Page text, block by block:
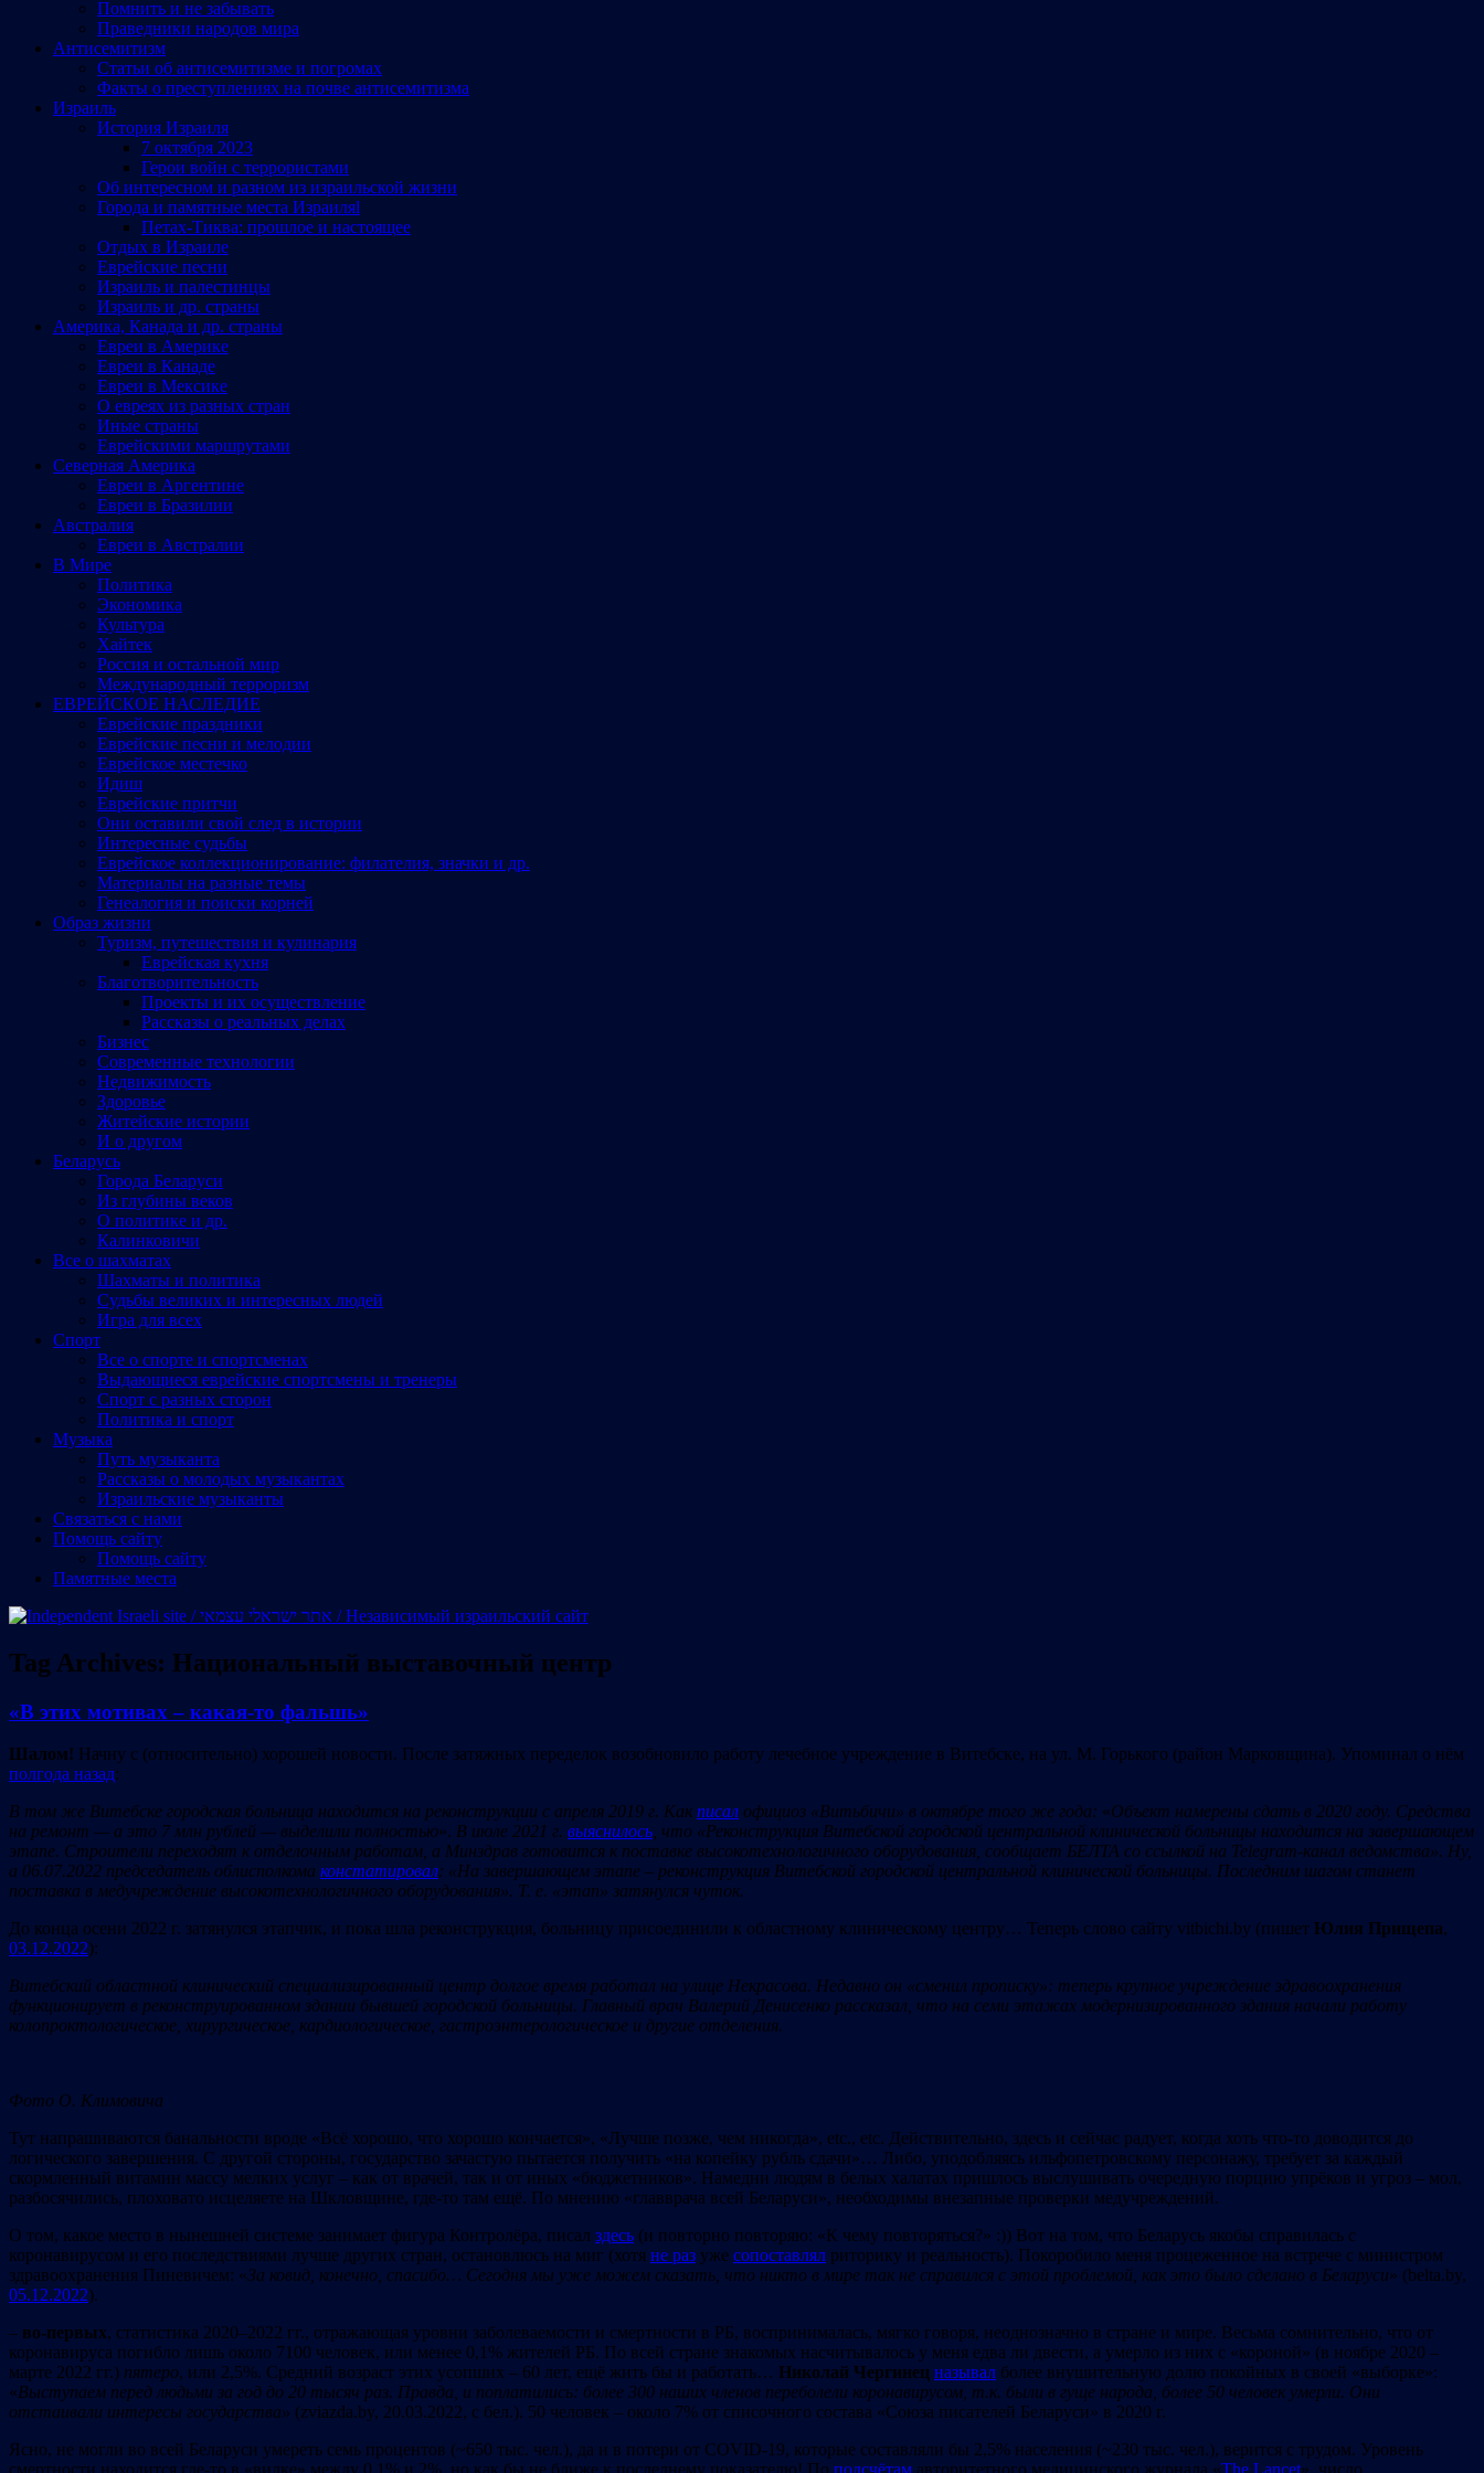
Помнить и не забывать
Праведники народов мира
Антисемитизм
Статьи об антисемитизме и погромах
Факты о преступлениях на почве антисемитизма
Израиль
История Израиля
7 октября 2023
Герои войн с террористами
Об интересном и разном из израильской жизни
Города и памятные места Израиляl
Петах-Тиква: прошлое и настоящее
Отдых в Израиле
Еврейские песни
Израиль и палестинцы
Израиль и др. страны
Америка, Канада и др. страны
Евреи в Америке
Евреи в Канаде
Евреи в Мексике
О евреях из разных стран
Иные страны
Еврейскими маршрутами
Северная Америка
Евреи в Аргентине
Евреи в Бразилии
Австралия
Евреи в Австралии
В Мире
Политика
Экономика
Культура
Хайтек
Россия и остальной мир
Международный терроризм
ЕВРЕЙСКОЕ НАСЛЕДИЕ
Еврейские праздники
Еврейские песни и мелодии
Еврейское местечко
Идиш
Еврейские притчи
Они оставили свой след в истории
Интересные судьбы
Еврейское коллекционирование: филателия, значки и др.
Материалы на разные темы
Генеалогия и поиски корней
Образ жизни
Туризм, путешествия и кулинария
Еврейская кухня
Благотворительность
Проекты и их осуществление
Рассказы о реальных делах
Бизнес
Современные технологии
Недвижимость
Здоровье
Житейские истории
И о другом
Беларусь
Города Беларуси
Из глубины веков
О политике и др.
Калинковичи
Все о шахматах
Шахматы и политика
Судьбы великих и интересных людей
Игра для всех
Спорт
Все о спорте и спортсменах
Выдающиеся еврейские спортсмены и тренеры
Спорт с разных сторон
Политика и спорт
Музыка
Путь музыканта
Рассказы о молодых музыкантах
Израильские музыканты
Cвязаться с нами
Помощь сайту
Помощь сайту
Памятные места
Tag Archives: Национальный выставочный центр
«В этих мотивах – какая-то фальшь»
Шалом! Начну с (относительно) хорошей новости. После затяжных переделок возобновило работу лечебное учреждение в Витебске, на ул. М. Горького (район Марковщина). Упоминал о нём
полгода назад:
B том же Витебске городская больница находится на реконструкции с апреля 2019 г. Как писал официоз «Витьбичи» в октябре того же года: «Объект намерены сдать в 2020 году. Средства
на ремонт — а это 7 млн рублей — выделили полностью». В июле 2021 г. выяснилось , что «Реконструкция Витебской городской центральной клинической больницы находится на завершающем
этапе. Строители переходят к отделочным работам, а Минздрав готовится к поставке высокотехнологичного оборудования, сообщает БЕЛТА со ссылкой на Telegram-канал ведомства». Ну,
а 06.07.2022 председатель облисполкома констатировал: «На завершающем этапе – реконструкция Витебской городской центральной клинической больницы. Последним шагом станет
поставка в медучреждение высокотехнологичного оборудования». Т. е. «этап» затянулся чуток.
До конца осени 2022 г. затянулся этапчик, и пока шла реконструкция, больницу присоединили к областному клиническому центру… Теперь слово сайту vitbichi.by (пишет Юлия Прищепа,
03.12.2022):
Витебский областной клинический специализированный центр долгое время работал на улице Некрасова. Недавно он «сменил прописку»: теперь крупное учреждение здравоохранения
функционирует в реконструированном здании бывшей городской больницы. Главный врач Валерий Денисенко рассказал, что на семи этажах модернизированного здания начали работу
колопроктологическое, хирургическое, кардиологическое, гастроэнтерологическое и другие отделения.
Фото О. Климовича
Тут напрашиваются банальности вроде «Всё хорошо, что хорошо кончается», «Лучше позже, чем никогда», etc., etc. Действительно, здесь и сейчас радует, когда хоть что-то доводится до
логического завершения. С другой стороны, государство зачастую пытается получить «на копейку рубль сдачи»… Либо, уподобляясь ильфопетровскому персонажу, требует за каждый
скормленный витамин массу мелких услуг – как от врачей, так и от иных «бюджетников». Намедни людям в белых халатах пришлось выслушивать очередную порцию упрёков и угроз – мол,
разбосячились, плоховато исцеляете на Шкловщине, где-то там ещё. По мнению «главврача всей Беларуси», необходимы внезапные проверки медучреждений.
О том, какое место в нынешней системе занимает фигура Контролёра, писал здесь (и повторно повторяю: «К чему повторяться?» :)) Вот на том, что Беларусь якобы справилась с
коронавирусом и его последствиями лучше других стран, остановлюсь на миг (хотя не раз уже сопоставлял риторику и реальность). Покоробило меня процеженное на встрече с министром
здравоохранения Пиневичем: «За ковид, конечно, спасибо… Сегодня мы уже можем сказать, что никто в мире так не справился с этой проблемой, как это было сделано в Беларуси» (belta.by,
05.12.2022).
– во-первых, статистика 2020–2022 гг., отражающая уровни заболеваемости и смертности в РБ, воспринималась, мягко говоря, неоднозначно в стране и мире. Весьма сомнительно, что от
коронавируса погибло лишь около 7100 человек, или менее 0,1% жителей РБ. По всей стране знакомых насчитывалось у меня едва ли двести, а умерло из них с «короной» (в ноябре 2020 –
марте 2022 гг.) пятеро, или 2,5%. Средний возраст этих усопших – 60 лет, ещё жить бы и работать… Николай Чергинец называл более внушительную долю покойных в своей «выборке»:
«Выступаем перед людьми за год до 20 тысяч раз. Правда, и поплатились: более 300 наших членов переболели коронавирусом, т.к. были в гуще народа, более 50 человек умерли. Oни
отстаивали интересы гоcударcтва» (zviazda.by, 20.03.2022, с бел.). 50 человек – около 7% от списочного состава «Союза писателей Беларуси» в 2020 г.
Ясно, не могли во всей Беларуси умереть семь процентов (~650 тыс. чел.), да и в потери от COVID-19, которые составляли бы 2,5% населения (~230 тыс. чел.), верится с трудом. Уровень